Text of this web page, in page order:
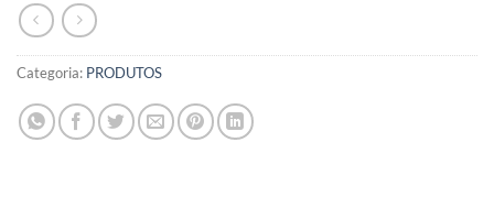
Categoria: PRODUTOS